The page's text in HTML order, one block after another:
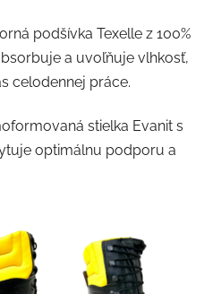
podšívka Texelle z 100%
a uvoľňuje vlhkosť,
celodennej práce.
stielka Evanit s
optimálnu podporu a